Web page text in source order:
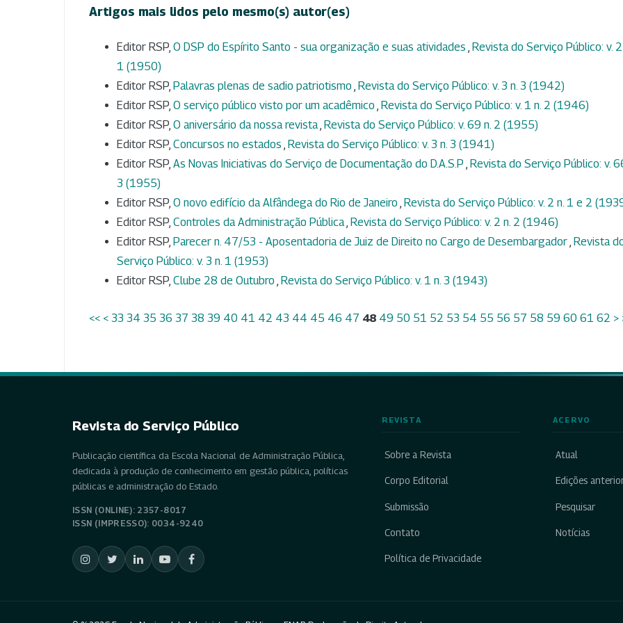
Artigos mais lidos pelo mesmo(s) autor(es)
Editor RSP, O DSP do Espírito Santo - sua organização e suas atividades , Revista do Serviço Público: v. 2
1 (1950)
Editor RSP, Palavras plenas de sadio patriotismo , Revista do Serviço Público: v. 3 n. 3 (1942)
Editor RSP, O serviço público visto por um acadêmico , Revista do Serviço Público: v. 1 n. 2 (1946)
Editor RSP, O aniversário da nossa revista, Revista do Serviço Público: v. 69 n. 2 (1955)
Editor RSP, Concursos no estados , Revista do Serviço Público: v. 3 n. 3 (1941)
Editor RSP, As Novas Iniciativas do Serviço de Documentação do D.A.S.P , Revista do Serviço Público: v.
3 (1955)
Editor RSP, O novo edifício da Alfândega do Rio de Janeiro , Revista do Serviço Público: v. 2 n. 1 e 2
Editor RSP, Controles da Administração Pública, Revista do Serviço Público: v. 2 n. 2 (1946)
Editor RSP, Parecer n. 47/53 - Aposentadoria de Juiz de Direito no Cargo de Desembargador, Revista
Serviço Público: v. 3 n. 1 (1953)
Editor RSP, Clube 28 de Outubro , Revista do Serviço Público: v. 1 n. 3 (1943)
<< < 33 34 35 36 37 38 39 40 41 42 43 44 45 46 47 48 49 50 51 52 53 54 55 56 57 58 59 60 61 62 >
Revista do Serviço Público
Publicação científica da Escola Nacional de Administração Pública,
dedicada à produção de conhecimento em gestão pública, políticas
públicas e administração do Estado.
ISSN (ONLINE): 2357-8017
ISSN (IMPRESSO): 0034-9240
REVISTA
Sobre a Revista
Corpo Editorial
Submissão
Contato
Política de Privacidade
ACERVO
Atual
Edições
Pesquisar
Notícias